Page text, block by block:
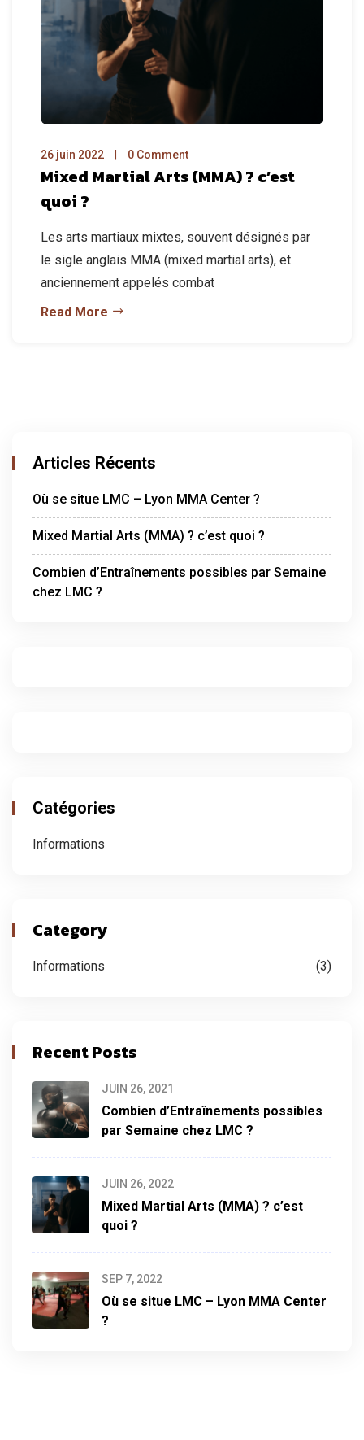
26 juin 2022 0 Comment
Mixed Martial Arts (MMA) ? c’est
quoi ?
Les arts martiaux mixtes, souvent désignés par
le sigle anglais MMA (mixed martial arts), et
anciennement appelés combat
Read More
Articles Récents
Où se situe LMC – Lyon MMA Center ?
Mixed Martial Arts (MMA) ? c’est quoi ?
Combien d’Entraînements possibles par Semaine
chez LMC ?
Catégories
Informations
Category
Informations (3)
Recent Posts
JUIN 26, 2021
Combien d’Entraînements possibles
par Semaine chez LMC ?
JUIN 26, 2022
Mixed Martial Arts (MMA) ? c’est
quoi ?
SEP 7, 2022
Où se situe LMC – Lyon MMA Center
?